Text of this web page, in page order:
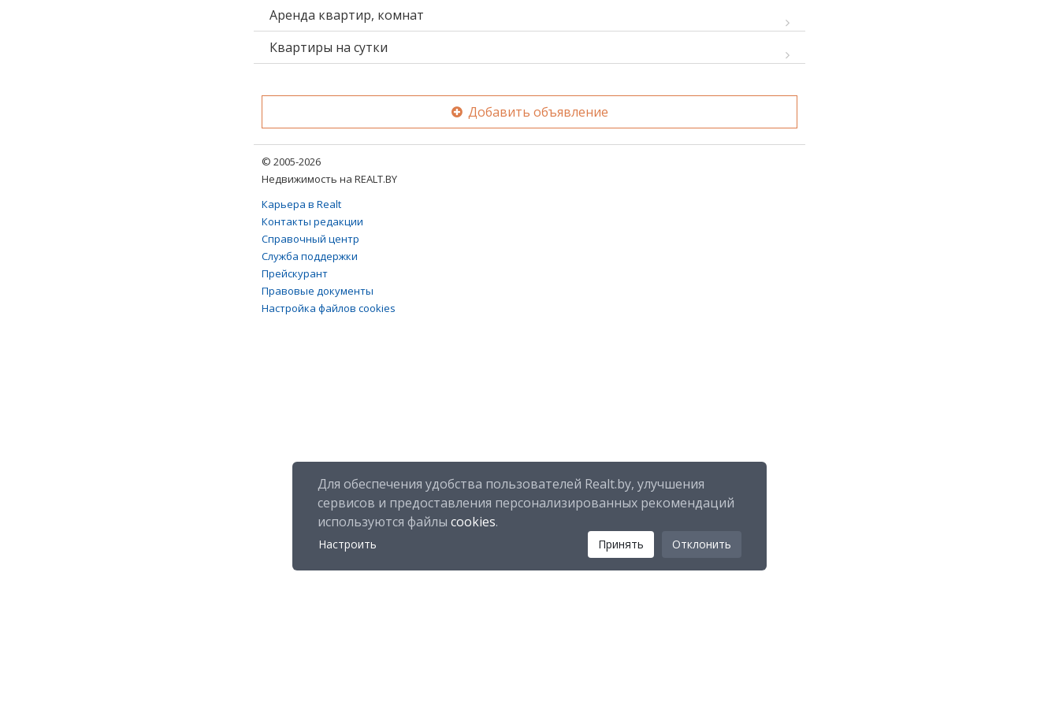
Аренда квартир, комнат
Квартиры на сутки
Добавить объявление
© 2005-2026
Недвижимость на REALT.BY
Карьера в Realt
Контакты редакции
Справочный центр
Служба поддержки
Прейскурант
Правовые документы
Настройка файлов cookies
Для обеспечения удобства пользователей Realt.by, улучшения
сервисов и предоставления персонализированных рекомендаций
используются файлы cookies.
Настроить Принять Отклонить